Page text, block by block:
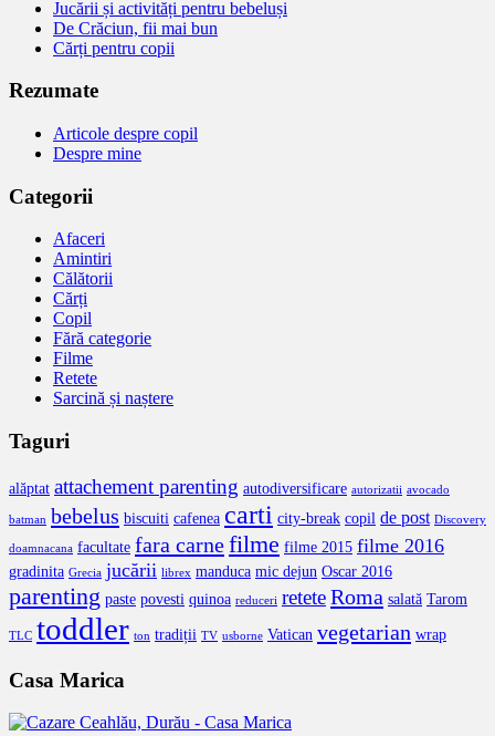
Jucării și activități pentru bebeluși
De Crăciun, fii mai bun
Cărți pentru copii
Rezumate
Articole despre copil
Despre mine
Categorii
Afaceri
Amintiri
Călătorii
Cărți
Copil
Fără categorie
Filme
Retete
Sarcină și naștere
Taguri
alăptat attachement parenting autodiversificare autorizatii avocado
batman bebelus biscuiti cafenea carti city-break copil de post Discovery
doamnacana facultate fara carnefilme filme 2015 filme 2016
gradinita Grecia jucării librex manduca mic dejun Oscar 2016
parenting paste povesti quinoa reduceri reteteRoma salată Tarom
TLC toddler ton tradiții TV usborne Vatican vegetarian wrap
Casa Marica